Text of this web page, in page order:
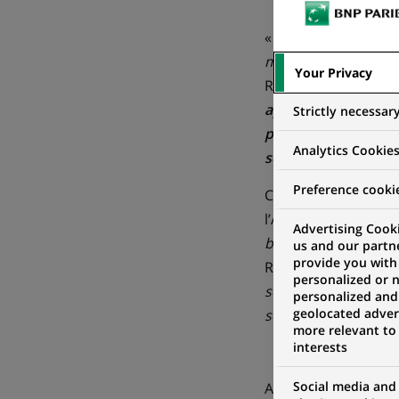
«
moyenne du
Responsable des
apportant des
permet à la
secteur immobilier
Collaborer avec les
l’ADEME. « Cela
base par d’autres
Romuald Caumont.
son objectivité,
scientifique.»
Afin de permettre
Your Privacy
Strictly
Analytics Cookies
Preference
Advertising
us and our
provide you with
personalized or
personalized and
geolocated
more relevant
interests
Social media